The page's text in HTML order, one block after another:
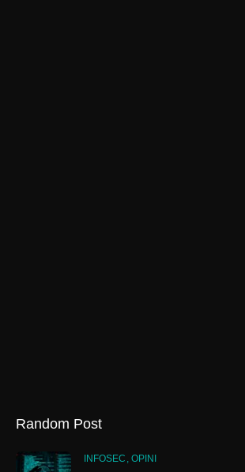
Random Post
INFOSEC OPINI